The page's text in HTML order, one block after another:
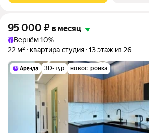
95 000 ₽ в месяц
Вернём 10%
22 м²
квартира-студия 13 этаж из 26
3D-тур новостройка